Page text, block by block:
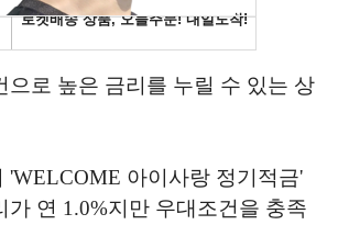
으로 높은 금리를 누릴 수 있는 상
'WELCOME 아이사랑 정기적금'
가 연 1.0%지만 우대조건을 충족